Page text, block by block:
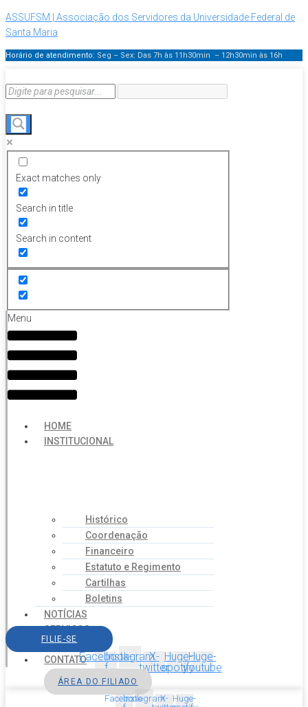
ASSUFSM | Associação dos Servidores da Universidade Federal de
Santa Maria
Horário de atendimento: Seg – Sex: Das 7h às 11h30min – 12h30min às 16h
Exact matches only
Search in title
Search in content
Menu
HOME
INSTITUCIONAL
Histórico
Coordenação
Financeiro
Estatuto e Regimento
Cartilhas
Boletins
NOTÍCIAS
SERVIÇOS
AGENDA
CONTATO
FILIE-SE
Facebook-
f
InstagramX-
twitter
Huge-
spotify
Huge-
youtube
ÁREA DO FILIADO
Facebook-InstagramX- Huge-